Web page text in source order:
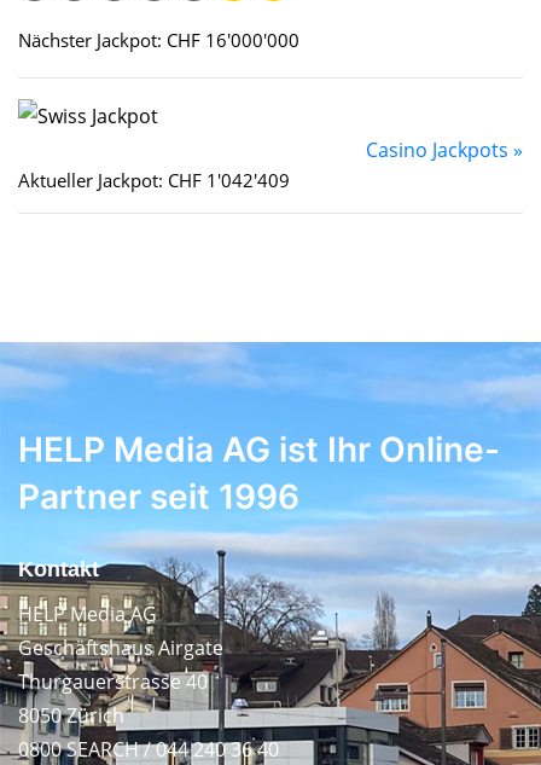
Nächster Jackpot: CHF 16'000'000
Casino Jackpots »
Aktueller Jackpot: CHF 1'042'409
HELP Media AG ist Ihr Online-
Partner seit 1996
Kontakt
HELP Media AG
Geschäftshaus Airgate
Thurgauerstrasse 40
8050 Zürich
0800 SEARCH / 044 240 36 40